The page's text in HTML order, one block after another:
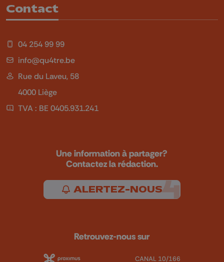
Contact
04 254 99 99
info@qu4tre.be
Rue du Laveu, 58
4000 Liège
TVA : BE 0405.931.241
Une information à partager?
Contactez la rédaction.
ALERTEZ-NOUS
Retrouvez-nous sur
CANAL 10/166